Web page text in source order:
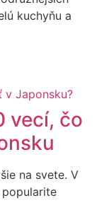
kuchyňu a
vecí, čo
na svete. V